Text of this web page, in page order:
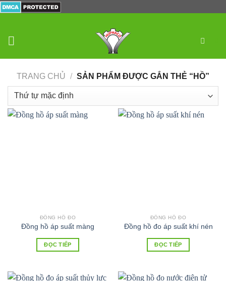
TRANG CHỦ / SẢN PHẨM ĐƯỢC GẮN THẺ “HỒ”
ĐỒNG HỒ ĐO
Đồng hồ áp suất màng
ĐỌC TIẾP
ĐỒNG HỒ ĐO
Đồng hồ đo áp suất khí nén
ĐỌC TIẾP